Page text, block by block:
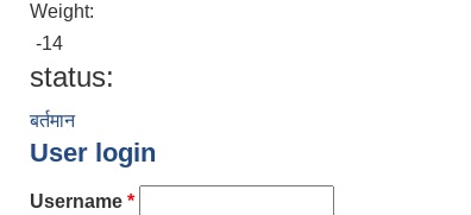
Weight:
-14
status:
बर्तमान
User login
Username *